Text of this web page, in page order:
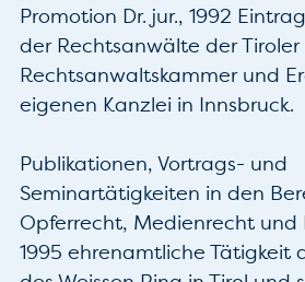
Promotion Dr. jur., 1992
der Rechtsanwälte der Tiroler
Rechtsanwaltskammer und
eigenen Kanzlei in Innsbruck.
Publikationen, Vortrags- und
Seminartätigkeiten in den
Opferrecht, Medienrecht und
1995 ehrenamtliche Tätigkeit